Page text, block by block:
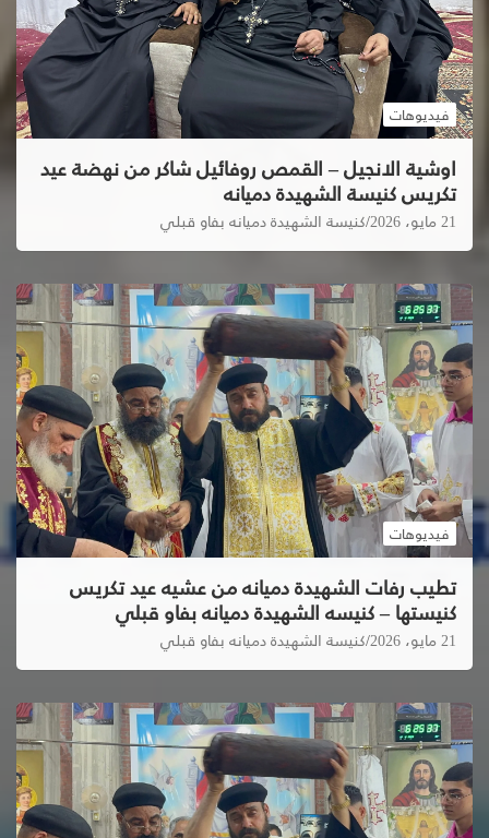
فيديوهات
اوشية الانجيل – القمص روفائيل شاكر من نهضة عيد
تكريس كنيسة الشهيدة دميانه
21 مايو، 2026 كنيسة الشهيدة دميانه بفاو قبلي
فيديوهات
تطيب رفات الشهيدة دميانه من عشيه عيد تكريس
كنيستها – كنيسه الشهيدة دميانه بفاو قبلي
21 مايو، 2026 كنيسة الشهيدة دميانه بفاو قبلي